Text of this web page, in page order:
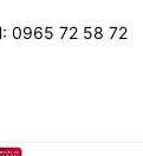
0965 72 58 72